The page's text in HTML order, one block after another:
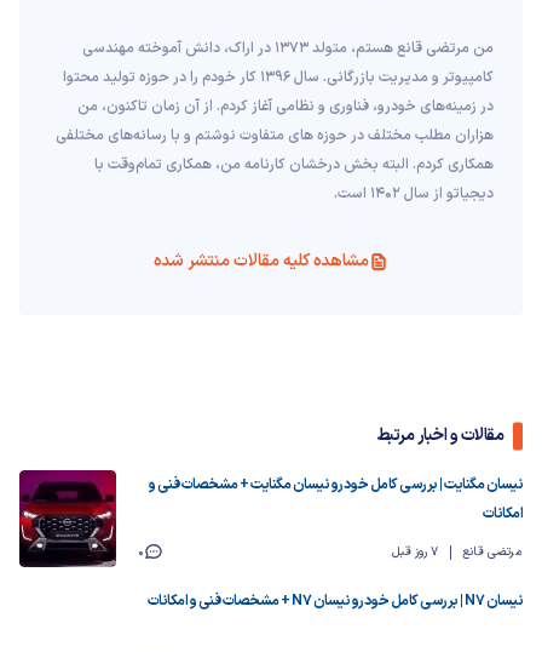
من مرتضی قانع هستم، متولد 1373 در اراک، دانش آموخته مهندسی
کامپیوتر و مدیریت بازرگانی. سال 1396 کار خودم را در حوزه تولید محتوا
در زمینه‌های خودرو، فناوری و نظامی آغاز کردم. از آن زمان تاکنون، من
هزاران مطلب مختلف در حوزه های متفاوت نوشتم و با رسانه‌های مختلفی
همکاری کردم. البته بخش درخشان کارنامه من، همکاری تمام‌وقت با
دیجیاتو از سال 1402 است.
مشاهده کلیه مقالات منتشر شده
مقالات و اخبار مرتبط
نیسان مگنایت | بررسی کامل خودرو نیسان مگنایت + مشخصات فنی و
امکانات
مرتضی قانع 7 روز قبل 0
نیسان N7 | بررسی کامل خودرو نیسان N7 + مشخصات فنی و امکانات